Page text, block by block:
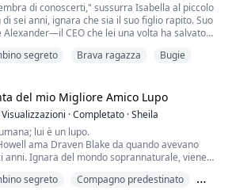
di conoscerti," sussurra Isabella al piccolo
di sei anni, ignara che sia il suo figlio rapito. Suo
Alexander—il CEO che lei una volta ha salvato—
sua casa. Quando la sua spietata fidanzata
segreto Brava ragazza Bugie
del mio Migliore Amico Lupo
Visualizzazioni ·Completato ·Sheila
lui è un lupo.
ama Draven Blake da quando avevano
anni. Ignara del mondo soprannaturale, viene
Blake, il cosiddetto Signore Alfa, è un lupo
segreto
Compagno predestinato